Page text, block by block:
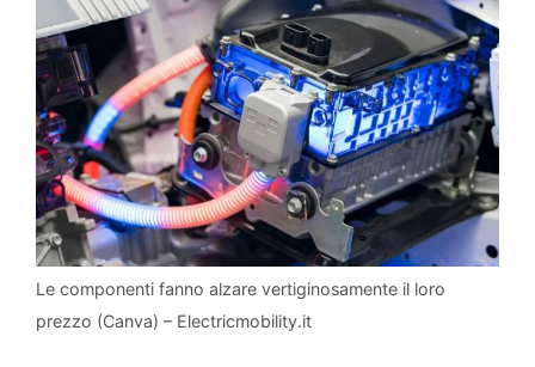
Le componenti fanno alzare vertiginosamente il loro
prezzo (Canva) – Electricmobility.it